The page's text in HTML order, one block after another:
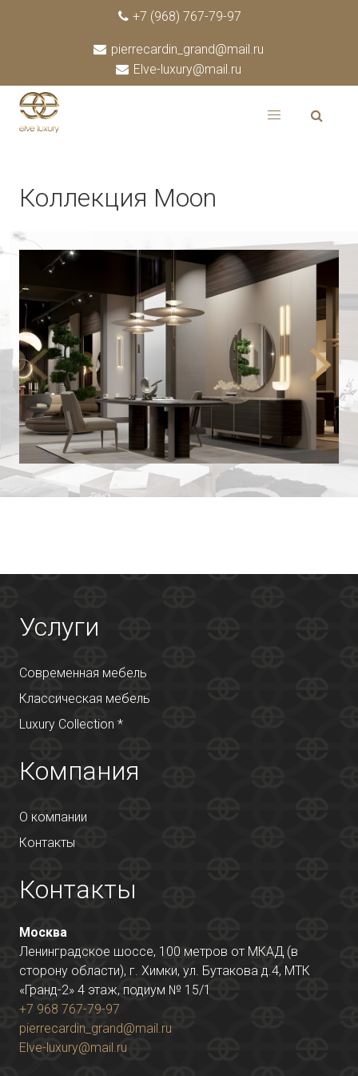
+7 (968) 767-79-97
pierrecardin_grand@mail.ru
Elve-luxury@mail.ru
Коллекция Moon
Услуги
Современная мебель
Классическая мебель
Luxury Collection *
Компания
О компании
Контакты
Контакты
Москва
Ленинградское шоссе, 100 метров от МКАД (в
сторону области), г. Химки, ул. Бутакова д.4, МТК
«Гранд-2» 4 этаж, подиум № 15/1
+7 968 767-79-97
pierrecardin_grand@mail.ru
Elve-luxury@mail.ru